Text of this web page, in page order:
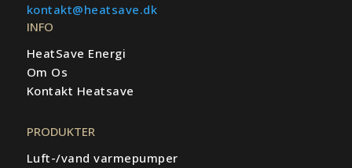
kontakt@heatsave.dk
INFO
HeatSave Energi
Om Os
Kontakt Heatsave
PRODUKTER
Luft-/vand varmepumper